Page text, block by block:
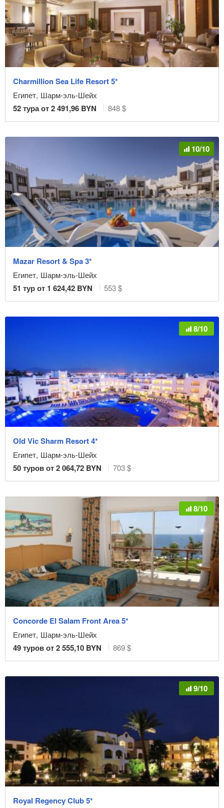
Charmillion Sea Life Resort 5*
Египет, Шарм-эль-Шейх
52тура от2 491,96 BYN 848 $
10/10
Mazar Resort & Spa 3*
Египет, Шарм-эль-Шейх
51 тур от 1 624,42 BYN 553 $
8/10
Old Vic Sharm Resort 4*
Египет, Шарм-эль-Шейх
50туров от2 064,72 BYN 703 $
8/10
Concorde El Salam Front Area 5*
Египет, Шарм-эль-Шейх
49туров от2 555,10 BYN 869 $
9/10
Royal Regency Club 5*